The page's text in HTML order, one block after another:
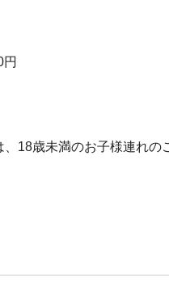
18歳未満のお子様連れの